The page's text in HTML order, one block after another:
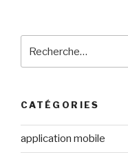
pour
CATÉGORIES
application mobile